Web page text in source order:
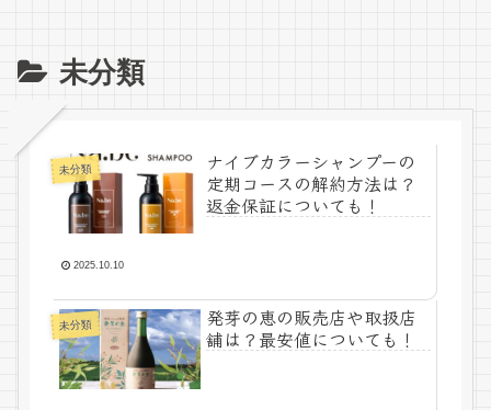
未分類
未分類
ナイブカラーシャンプーの
定期コースの解約方法は？
返金保証についても！
2025.10.10
未分類
発芽の恵の販売店や取扱店
舗は？最安値についても！